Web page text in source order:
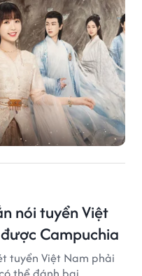
nói tuyển Việt
Campuchia
tuyển Việt Nam phải